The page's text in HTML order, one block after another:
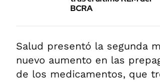
BCRA
Salud presentó la segunda
nuevo aumento en las
de los medicamentos, que